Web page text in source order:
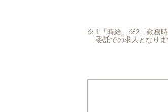
1「時給」※2「勤務
委託での求人となりま